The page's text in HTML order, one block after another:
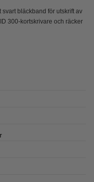
bläckband för utskrift av
300-kortskrivare och räcker